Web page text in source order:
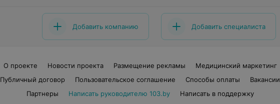
Добавить компанию Добавить специалиста
О проекте Новости проекта Размещение рекламы
Медицинский маркетинг
Публичный договор
Пользовательское соглашение Способы оплаты
Вакансии
Партнеры
Написать руководителю 103.by
Написать в поддержку